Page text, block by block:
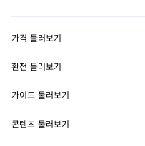
MetaMask Connect
Snaps
웹3 서비스
보안
고객 지원
가격 둘러보기
이더리움 가격
솔라나 가격
환전 둘러보기
ETH를 USD로 환전
USDT를 INR로 환전
가이드 둘러보기
ETH 매수
콘텐츠 둘러보기